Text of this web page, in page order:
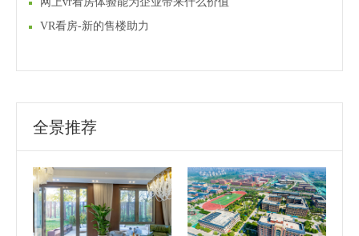
VR看房-新的售楼助力
全景推荐